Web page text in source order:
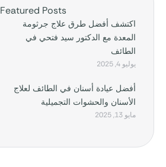
Featured Posts
اكتشف أفضل طرق علاج جرثومة
المعدة مع الدكتور سيد فتحي في
الطائف
يوليو 4, 2025
أفضل عيادة أسنان في الطائف لعلاج
الأسنان والحشوات التجميلية
مايو 13, 2025